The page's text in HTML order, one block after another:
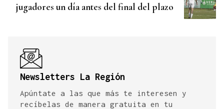
jugadores un día antes del final del plazo
Newsletters La Región
Apúntate a las que más te interesen y
recíbelas de manera gratuita en tu